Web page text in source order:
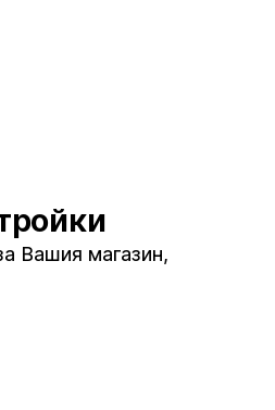
Вашия магазин,